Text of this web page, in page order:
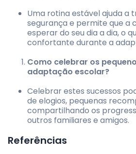
Uma rotina estável ajuda a
segurança e permite que a
esperar do seu dia a dia, o
confortante durante a
Como celebrar os
adaptação escolar?
Celebrar estes sucessos
de elogios, pequenas
compartilhando os
outros familiares e amigos.
Referências